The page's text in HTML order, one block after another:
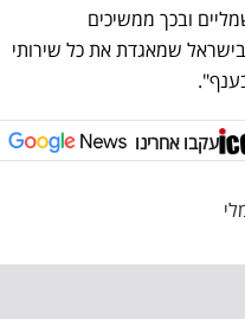
ובכך ממשיכים
שמאגדת את כל שירותי
עקבו אחרינו